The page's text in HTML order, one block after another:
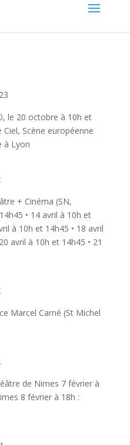
le 20 octobre à 10h et
Scène européenne
à Lyon
+ Cinéma (SN,
• 14 avril à 10h et
à 10h et 14h45 • 18 avril
avril à 10h et 14h45 • 21
Marcel Carné (St Michel
de Nimes 7 février à
8 février à 18h :